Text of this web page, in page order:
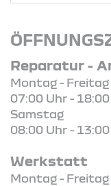
Reparatur -
Montag - Freitag
07:00 Uhr -
Samstag
08:00 Uhr -
Werkstatt
Montag - Freitag